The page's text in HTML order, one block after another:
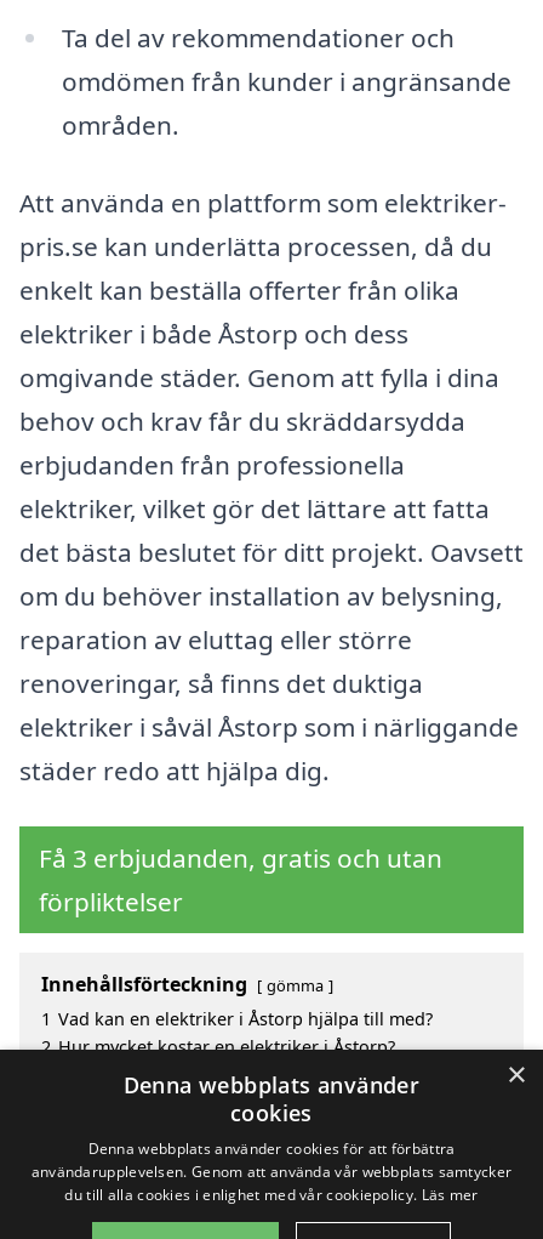
Ta del av rekommendationer och
omdömen från kunder i angränsande
områden.
Att använda en plattform som elektriker-
pris.se kan underlätta processen, då du
enkelt kan beställa offerter från olika
elektriker i både Åstorp och dess
omgivande städer. Genom att fylla i dina
behov och krav får du skräddarsydda
erbjudanden från professionella
elektriker, vilket gör det lättare att fatta
det bästa beslutet för ditt projekt. Oavsett
om du behöver installation av belysning,
reparation av eluttag eller större
renoveringar, så finns det duktiga
elektriker i såväl Åstorp som i närliggande
städer redo att hjälpa dig.
Få 3 erbjudanden, gratis och utan
förpliktelser
Innehållsförteckning gömma
1 Vad kan en elektriker i Åstorp hjälpa till med?
2 Hur mycket kostar en elektriker i Åstorp?
Fördelar med att välja elektriker i Åstorp
Sök efter en skicklig elektriker i de omgivande
×
Denna webbplats använder
cookies
Denna webbplats använder cookies för att förbättra
användarupplevelsen. Genom att använda vår webbplats samtycker
du till alla cookies i enlighet med vår cookiepolicy. Läs mer